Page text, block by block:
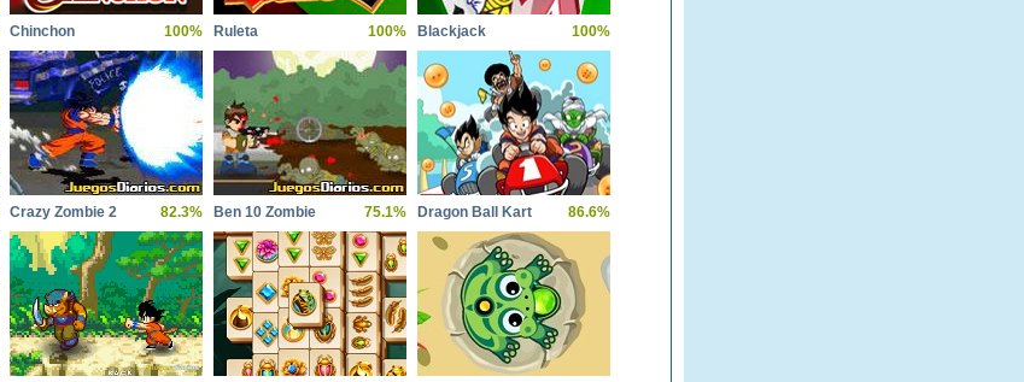
Chinchon 100% Ruleta 100% Blackjack 100%
Crazy Zombie 2 82.3% Ben 10 Zombie 75.1% Dragon Ball Kart 86.6%